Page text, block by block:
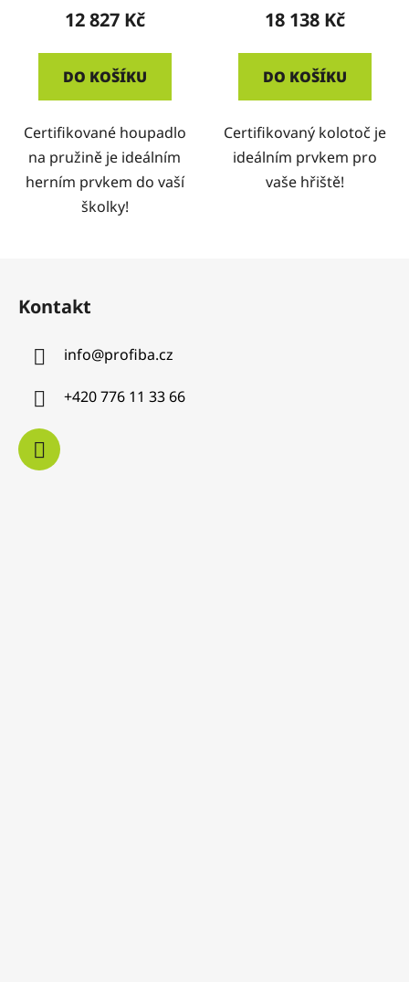
12 827 Kč
DO KOŠÍKU
Certifikované houpadlo
na pružině je ideálním
herním prvkem do vaší
školky!
18 138 Kč
DO KOŠÍKU
Certifikovaný kolotoč je
ideálním prvkem pro
vaše hřiště!
Kontakt
info@profiba.cz
+420 776 11 33 66